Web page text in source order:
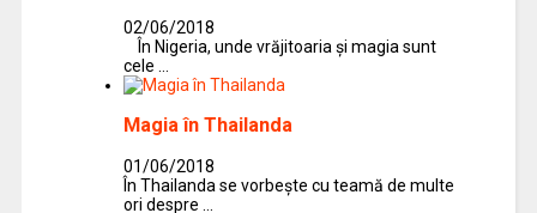
02/06/2018
În Nigeria, unde vrăjitoaria şi magia sunt
cele …
Magia în Thailanda
01/06/2018
În Thailanda se vorbeşte cu teamă de multe
ori despre …